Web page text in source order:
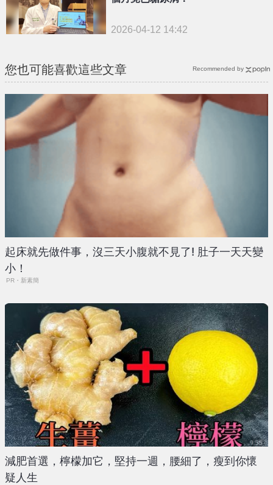
2026-04-12 14:42
您也可能喜歡這些文章
起床就先做件事，沒三天小腹就不見了! 肚子一天天變
小！
PR・新素簡
減肥首選，檸檬加它，堅持一週，腰細了，瘦到你懷
疑人生
Recommended by